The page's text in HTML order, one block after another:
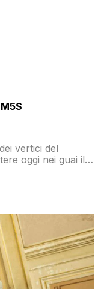
vertici del
oggi nei guai il
domani chissà